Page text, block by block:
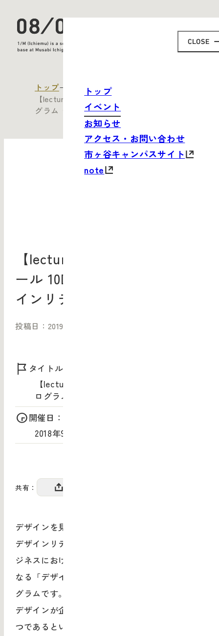
トップ
イベント
お知らせ
アクセス・お問い合わせ
市ヶ谷キャンパスサイト
note
トップ
すべてのイベント
【lecture】WEデザインスクール 10DAYSプロ
グラム デザインリテラシー・ベーシック
【lecture】WEデザインスク
ール 10DAYSプログラム デザ
インリテラシー・ベーシック
投稿日：2019/08/09（金）
タイトル：
【lecture】WEデザインスクール 10DAYSプ
ログラム デザインリテラシー・ベーシック
開催日：
2018年9月5日（水）
共有：
デザインを見る目をもつ
デザインリテラシー・ベーシック10DAYSは、ビ
ジネスにおけるすべてのデザイン活用の基盤と
なる「デザインリテラシー」を身につけるプロ
グラムです。
デザインが企業価値向上の重要なポイントの一
つであるという考えは、新しいものではなく、